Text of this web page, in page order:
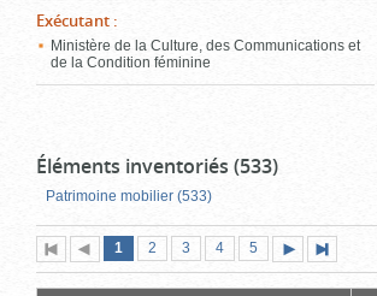
Exécutant :
Ministère de la Culture, des Communications et
de la Condition féminine
Éléments inventoriés (533)
Patrimoine mobilier (533)
Première
page
Page
précédente
Page
1 (page
actuelle)
Page
2 Page
3 Page
4 Page
5
suivante
page